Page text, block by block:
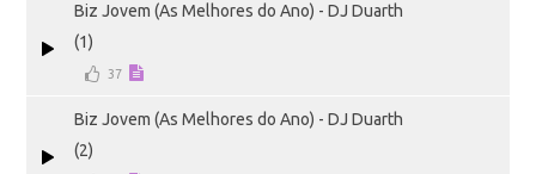
Biz Jovem (As Melhores do Ano) - DJ Duarth
(1)
37
Biz Jovem (As Melhores do Ano) - DJ Duarth
(2)